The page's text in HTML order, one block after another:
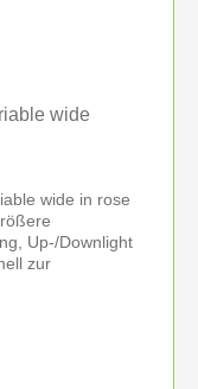
wide
wide in rose
Up-/Downlight
zur